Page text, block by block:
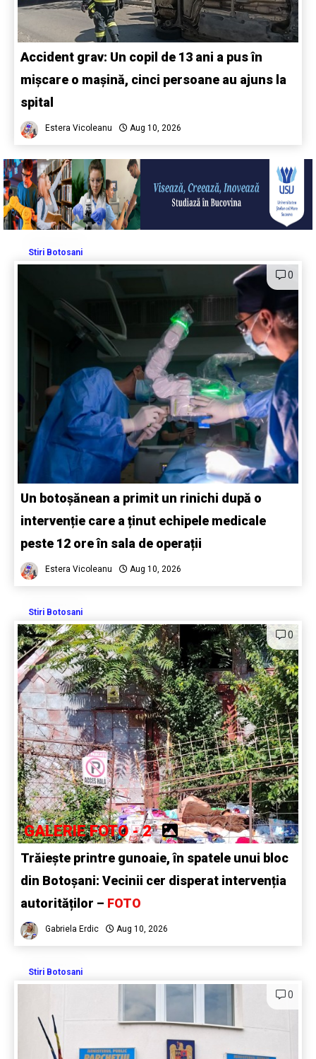
Accident grav: Un copil de 13 ani a pus în
mișcare o mașină, cinci persoane au ajuns la
spital
Estera Vicoleanu Aug 10, 2026
Stiri Botosani
0
Un botoșănean a primit un rinichi după o
intervenție care a ținut echipele medicale
peste 12 ore în sala de operații
Estera Vicoleanu Aug 10, 2026
Stiri Botosani
0
GALERIE FOTO - 2
Trăiește printre gunoaie, în spatele unui bloc
din Botoșani: Vecinii cer disperat intervenția
autorităților – FOTO
Gabriela Erdic Aug 10, 2026
Stiri Botosani
0